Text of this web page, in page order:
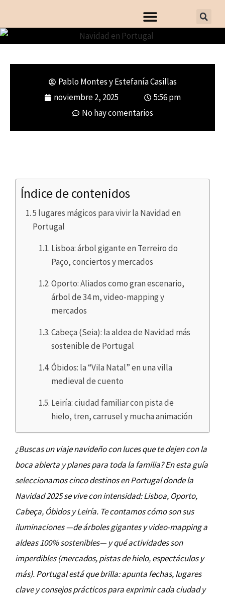
Navidad en Portugal. 5 destinos
para vivir la magia de las fechas
más entrañables
Pablo Montes y Estefanía Casillas
noviembre 2, 2025
5:56 pm
No hay comentarios
Índice de contenidos
5 lugares mágicos para vivir la Navidad en
Portugal
Lisboa: árbol gigante en Terreiro do
Paço, conciertos y mercados
Oporto: Aliados como gran escenario,
árbol de 34 m, video-mapping y
mercados
Cabeça (Seia): la aldea de Navidad más
sostenible de Portugal
Óbidos: la “Vila Natal” en una villa
medieval de cuento
Leiría: ciudad familiar con pista de
hielo, tren, carrusel y mucha animación
¿Buscas un viaje navideño con luces que te dejen con la
boca abierta y planes para toda la familia? En esta guía
seleccionamos cinco destinos en Portugal donde la
Navidad 2025 se vive con intensidad: Lisboa, Oporto,
Cabeça, Óbidos y Leiría. Te contamos cómo son sus
iluminaciones —de árboles gigantes y video-mapping a
aldeas 100% sostenibles— y qué actividades son
imperdibles (mercados, pistas de hielo, espectáculos y
más). Portugal está que brilla: apunta fechas, lugares
clave y consejos prácticos para exprimir cada ciudad y